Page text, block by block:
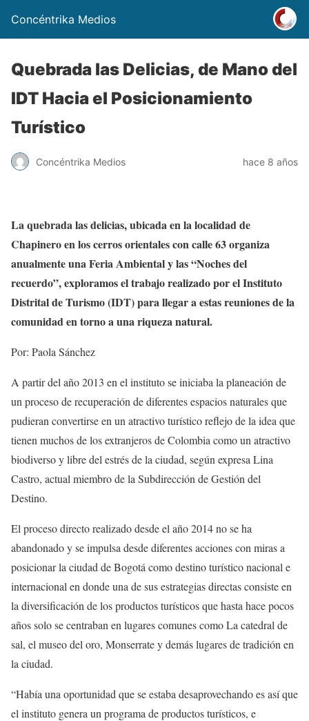
Concéntrika Medios
Quebrada las Delicias, de Mano del
IDT Hacia el Posicionamiento
Turístico
Concéntrika Medios hace 8 años
La quebrada las delicias, ubicada en la localidad de
Chapinero en los cerros orientales con calle 63 organiza
anualmente una Feria Ambiental y las “Noches del
recuerdo”, exploramos el trabajo realizado por el Instituto
Distrital de Turismo (IDT) para llegar a estas reuniones de la
comunidad en torno a una riqueza natural.
Por: Paola Sánchez
A partir del año 2013 en el instituto se iniciaba la planeación de
un proceso de recuperación de diferentes espacios naturales que
pudieran convertirse en un atractivo turístico reflejo de la idea que
tienen muchos de los extranjeros de Colombia como un atractivo
biodiverso y libre del estrés de la ciudad, según expresa Lina
Castro, actual miembro de la Subdirección de Gestión del
Destino.
El proceso directo realizado desde el año 2014 no se ha
abandonado y se impulsa desde diferentes acciones con miras a
posicionar la ciudad de Bogotá como destino turístico nacional e
internacional en donde una de sus estrategias directas consiste en
la diversificación de los productos turísticos que hasta hace pocos
años solo se centraban en lugares comunes como La catedral de
sal, el museo del oro, Monserrate y demás lugares de tradición en
la ciudad.
“Había una oportunidad que se estaba desaprovechando es así que
el instituto genera un programa de productos turísticos, e